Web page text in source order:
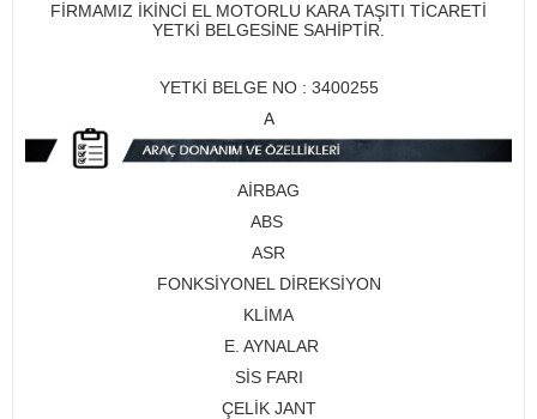
FİRMAMIZ İKİNCİ EL MOTORLU KARA TAŞITI TİCARETİ
YETKİ BELGESİNE SAHİPTİR.
YETKİ BELGE NO : 3400255​
A
AİRBAG
ABS
ASR
FONKSİYONEL DİREKSİYON
KLİMA
E. AYNALAR
SİS FARI
ÇELİK JANT